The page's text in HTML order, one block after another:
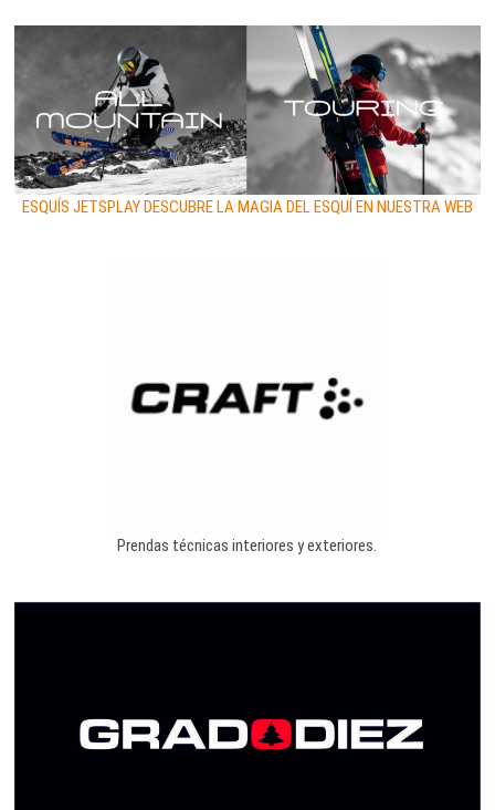
ESQUÍS JETSPLAY DESCUBRE LA MAGIA DEL ESQUÍ EN NUESTRA WEB
Prendas técnicas interiores y exteriores.